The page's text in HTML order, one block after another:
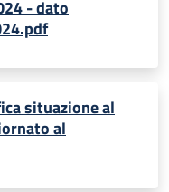
- dato
situazione al
al